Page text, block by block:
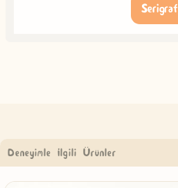
Deneyimle İlgili Ürünler